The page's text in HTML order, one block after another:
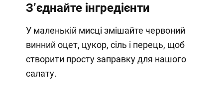
З’єднайте інгредієнти
У маленькій мисці змішайте червоний
винний оцет, цукор, сіль і перець, щоб
створити просту заправку для нашого
салату.